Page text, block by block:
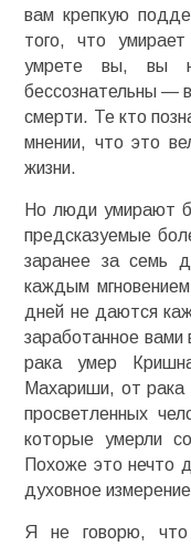
вам крепкую
того, что
умрете вы, вы
бессознательны —
смерти. Те кто
мнении, что это
жизни.
Но люди умирают
предсказуемые
заранее за семь
каждым
дней не даются
заработанное
рака умер
Махариши, от
просветленных
которые умерли
Похоже это нечто
духовное
Я не говорю,